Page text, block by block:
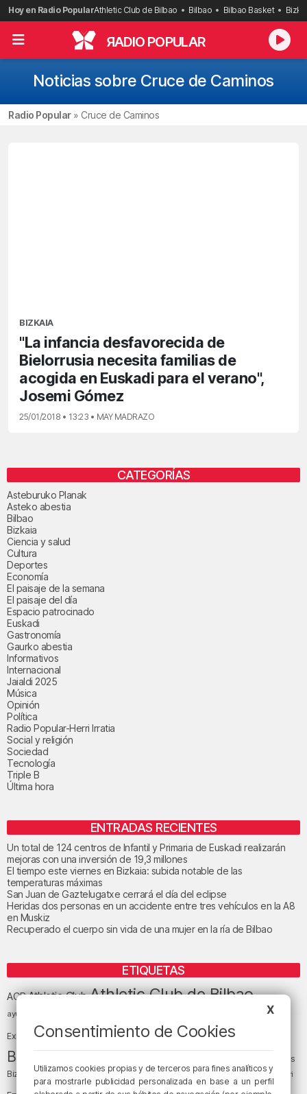
Saltar
al
contenido
Hoy en Radio PopularAthletic Club de Bilbao Bilbao Bilbao Basket
RADIO POPULAR
Noticias sobre Cruce de Caminos
Radio Popular» Cruce de Caminos
BIZKAIA
"La infancia desfavorecida de
Bielorrusia necesita familias de
acogida en Euskadi para el verano",
Josemi Gómez
25/01/2018 • 13:23 • MAY MADRAZO
CATEGORÍAS
Asteburuko Planak
Asteko abestia
Bilbao
Bizkaia
Ciencia y salud
Cultura
Deportes
Economía
El paisaje de la semana
El paisaje del día
Espacio patrocinado
Euskadi
Gastronomía
Gaurko abestia
Informativos
Internacional
Jaialdi 2025
Música
Opinión
Política
Radio Popular-Herri Irratia
Social y religión
Sociedad
Tecnología
Triple B
Última hora
ENTRADAS RECIENTES
Un total de 124 centros de Infantil y Primaria de Euskadi realizarán
mejoras con una inversión de 19,3 millones
El tiempo este viernes en Bizkaia: subida notable de las
temperaturas máximas
San Juan de Gaztelugatxe cerrará el día del eclipse
Heridas dos personas en un accidente entre tres vehículos en la A8
en Muskiz
Recuperado el cuerpo sin vida de una mujer en la ría de Bilbao
ETIQUETAS
ACBAthletic ClubAthletic Club de Bilbao
ayuntamiento de Bilbao BEC (Bilbao
Exhibition Center) Bilbao Bilbao Basket Bizkaia
Bizkaia y sus comarcas cultura
Cáritas
Bizkaia
Deusto Diócesis de Bilbao Egunon Bizkaia el tiempo Enkarterri
X
Consentimiento de Cookies
Utilizamos cookies propias y de terceros para fines analíticos y
para mostrarle publicidad personalizada en base a un perfil